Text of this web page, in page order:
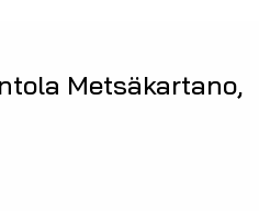
Metsäkartano,